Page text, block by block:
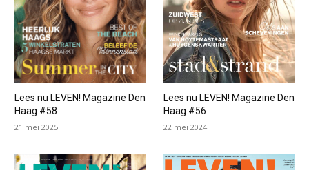
Lees nu LEVEN! Magazine Den
Haag #58
21 mei 2025
Lees nu LEVEN! Magazine Den
Haag #56
22 mei 2024